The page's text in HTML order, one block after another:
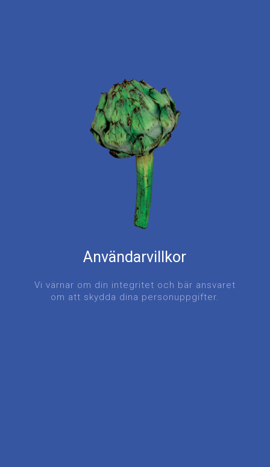
Användarvillkor
Vi värnar om din integritet och bär ansvaret
om att skydda dina personuppgifter.